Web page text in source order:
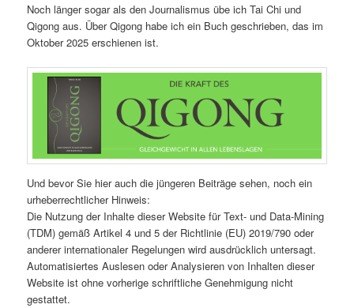
Noch länger sogar als den Journalismus übe ich Tai Chi und
Qigong aus. Über Qigong habe ich ein Buch geschrieben, das im
Oktober 2025 erschienen ist.
Und bevor Sie hier auch die jüngeren Beiträge sehen, noch ein
urheberrechtlicher Hinweis:
Die Nutzung der Inhalte dieser Website für Text- und Data-Mining
(TDM) gemäß Artikel 4 und 5 der Richtlinie (EU) 2019/790 oder
anderer internationaler Regelungen wird ausdrücklich untersagt.
Automatisiertes Auslesen oder Analysieren von Inhalten dieser
Website ist ohne vorherige schriftliche Genehmigung nicht
gestattet.